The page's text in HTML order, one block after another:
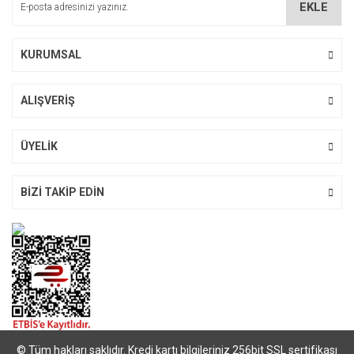
EKLE
KURUMSAL
ALIŞVERİŞ
ÜYELİK
BİZİ TAKİP EDİN
© Tüm hakları saklıdır. Kredi kartı bilgileriniz 256bit SSL sertifikası